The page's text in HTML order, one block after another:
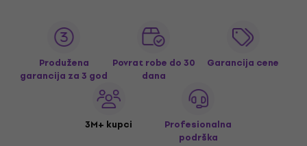
Produžena
garancija za 3 god
Povrat robe do 30
dana
Garancija cene
3M+ kupci
Profesionalna
podrška